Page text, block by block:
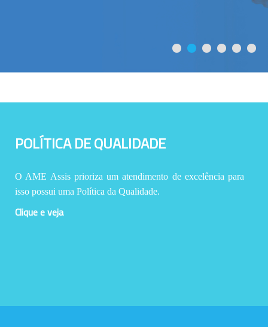
POLÍTICA DE QUALIDADE
O AME Assis prioriza um atendimento de excelência para
isso possui uma Política da Qualidade.
Clique e veja